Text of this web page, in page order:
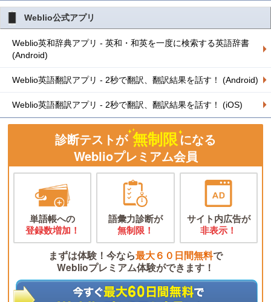
Weblio公式アプリ
Weblio英和辞典アプリ - 英和・和英を一度に検索する英語辞書
(Android)
Weblio英語翻訳アプリ - 2秒で翻訳、翻訳結果を話す！ (Android)
Weblio英語翻訳アプリ - 2秒で翻訳、翻訳結果を話す！ (iOS)
診断テストが 無制限になる
Weblioプレミアム会員
単語帳への
登録数増加！
語彙力診断が
無制限！
サイト内広告が
非表示！
まずは体験！今なら最大６０日間無料で
Weblioプレミアム体験ができます！